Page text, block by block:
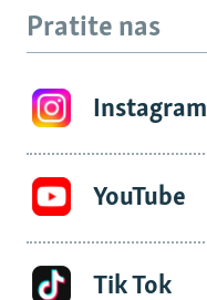
Pratite nas
Instagram
YouTube
Tik Tok